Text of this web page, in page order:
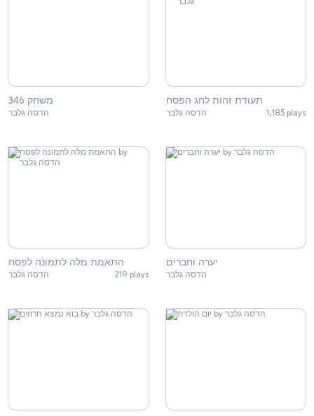
משחק 346
הדסה גלבר
תעודת זהות לחג הפסח
הדסה גלבר 1,185 plays
התאמת מלה לתמונה לפסח
הדסה גלבר 219 plays
יערה וחברים
הדסה גלבר